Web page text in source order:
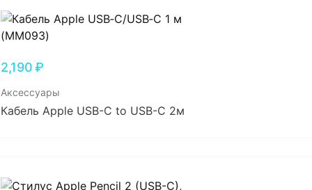
2,190₽
Аксессуары
Кабель Apple USB-C to USB-C 2м